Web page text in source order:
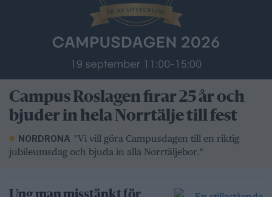
Campus Roslagen firar 25 år och
bjuder in hela Norrtälje till fest
NORDRONA "Vi vill göra Campusdagen till en riktig
jubileumsdag och bjuda in alla Norrtäljebor."